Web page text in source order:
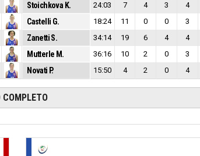
Stoichkova K. 24:03 7 4 3 4
Castelli G. 18:24 11 0 0 3
Zanetti S. 34:14 19 6 4 4
Mutterle M. 36:16 10 2 0 3
Novati P. 15:50 4 2 0 4